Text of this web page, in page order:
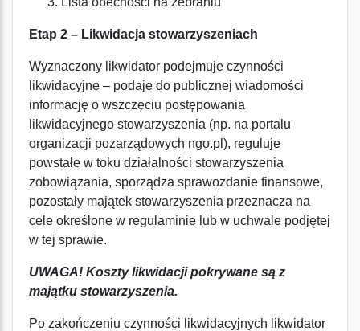
Etap 2 – Likwidacja stowarzyszeniach
Wyznaczony likwidator podejmuje czynności
likwidacyjne – podaje do publicznej wiadomości
informację o wszczęciu postępowania
likwidacyjnego stowarzyszenia (np. na portalu
organizacji pozarządowych ngo.pl), reguluje
powstałe w toku działalności stowarzyszenia
zobowiązania, sporządza sprawozdanie finansowe,
pozostały majątek stowarzyszenia przeznacza na
cele określone w regulaminie lub w uchwale podjętej
w tej sprawie.
UWAGA! Koszty likwidacji pokrywane są z
majątku stowarzyszenia.
Po zakończeniu czynności likwidacyjnych likwidator